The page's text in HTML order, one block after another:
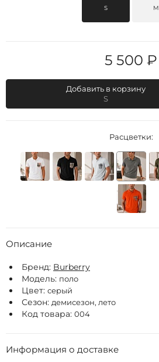
S M
5 500 ₽
Добавить в корзину
S
Расцветки:
Описание
Бренд: Burberry
Модель: поло
Цвет: серый
Сезон: демисезон, лето
Код товара: 004
Информация о доставке